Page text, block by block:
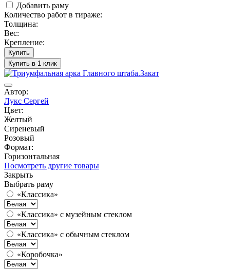
Добавить раму
Количество работ в тираже:
Толщина:
Вес:
Крепление:
Купить
Купить в 1 клик
Автор:
Лукс Сергей
Цвет:
Желтый
Сиреневый
Розовый
Формат:
Горизонтальная
Посмотреть другие товары
Закрыть
Выбрать раму
«Классика»
«Классика» с музейным стеклом
«Классика» с обычным стеклом
«Коробочка»